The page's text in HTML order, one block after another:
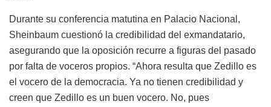
Durante su conferencia matutina en Palacio Nacional,
Sheinbaum cuestionó la credibilidad del exmandatario,
asegurando que la oposición recurre a figuras del pasado
por falta de voceros propios. “Ahora resulta que Zedillo es
el vocero de la democracia. Ya no tienen credibilidad y
creen que Zedillo es un buen vocero. No, pues